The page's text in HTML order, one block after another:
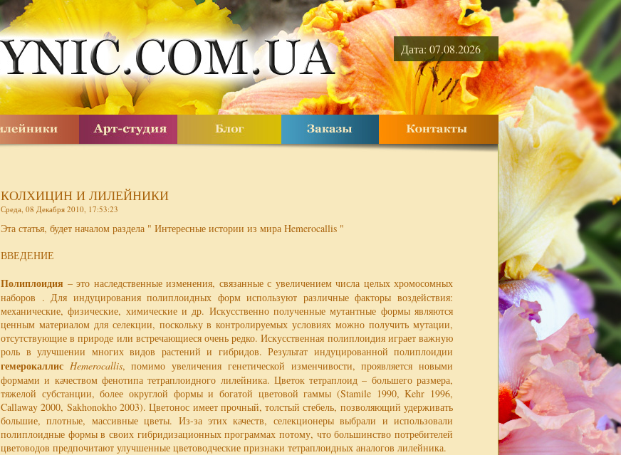
Дата: 07.08.2026
КОЛХИЦИН И ЛИЛЕЙНИКИ
Среда, 08 Декабря 2010, 17:53:23
Эта статья, будет началом раздела " Интересные истории из мира Hemerocallis "
ВВЕДЕНИЕ
Полиплоидия – это наследственные изменения, связанные с увеличением числа целых хромосомных
наборов . Для индуцирования полиплоидных форм используют различные факторы воздействия:
механические, физические, химические и др. Искусственно полученные мутантные формы являются
ценным материалом для селекции, поскольку в контролируемых условиях можно получить мутации,
отсутствующие в природе или встречающиеся очень редко. Искусственная полиплоидия играет важную
роль в улучшении многих видов растений и гибридов. Результат индуцированной полиплоидии
гемерокаллис Hemerocallis, помимо увеличения генетической изменчивости, проявляется новыми
формами и качеством фенотипа тетраплоидного лилейника. Цветок тетраплоид – большего размера,
тяжелой субстанции, более округлой формы и богатой цветовой гаммы (Stamile 1990, Kehr 1996,
Callaway 2000, Sakhonokho 2003). Цветонос имеет прочный, толстый стебель, позволяющий удерживать
большие, плотные, массивные цветы. Из-за этих качеств, селекционеры выбрали и использовали
полиплоидные формы в своих гибридизационных программах потому, что большинство потребителей
цветоводов предпочитают улучшенные цветоводческие признаки тетраплоидных аналогов лилейника.